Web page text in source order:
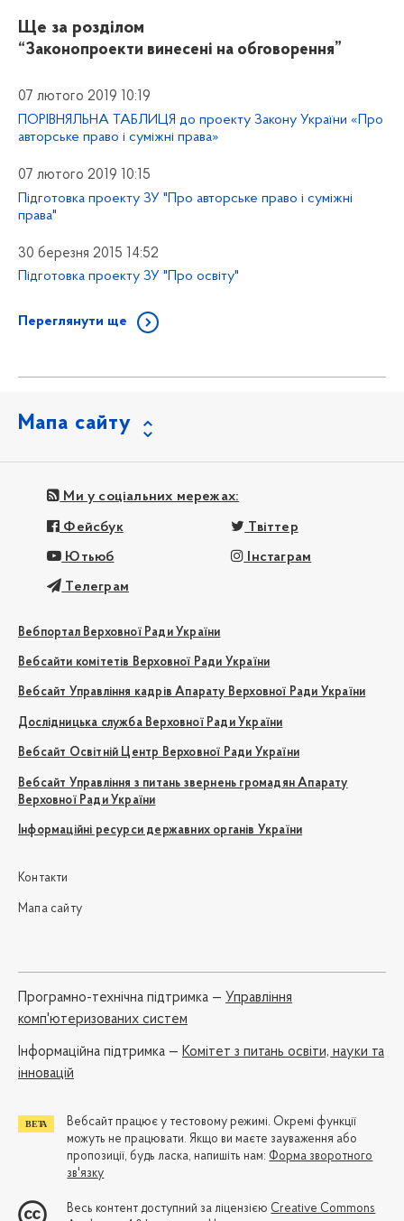
Ще за розділом
“Законопроекти винесені на обговорення”
07 лютого 2019 10:19
ПОРІВНЯЛЬНА ТАБЛИЦЯ до проекту Закону України «Про
авторське право і суміжні права»
07 лютого 2019 10:15
Підготовка проекту ЗУ "Про авторське право і суміжні
права"
30 березня 2015 14:52
Підготовка проекту ЗУ "Про освіту"
Переглянути ще
Мапа сайту
Ми у соціальних мережах:
Фейсбук Твіттер
Ютьюб Інстаграм
Телеграм
Вебпортал Верховної Ради України
Вебсайти комітетів Верховної Ради України
Вебсайт Управління кадрів Апарату Верховної Ради України
Дослідницька служба Верховної Ради України
Вебсайт Освітній Центр Верховної Ради України
Вебсайт Управління з питань звернень громадян Апарату
Верховної Ради України
Інформаційні ресурси державних органів України
Контакти
Мапа сайту
Програмно-технічна підтримка — Управління
комп'ютеризованих систем
Iнформаційна підтримка — Комітет з питань освіти, науки та
інновацій
Вебсайт працює у тестовому режимі. Окремі функції
можуть не працювати. Якщо ви маєте зауваження або
пропозиції, будь ласка, напишіть нам: Форма зворотного
зв'язку
Весь контент доступний за ліцензією Creative Commons